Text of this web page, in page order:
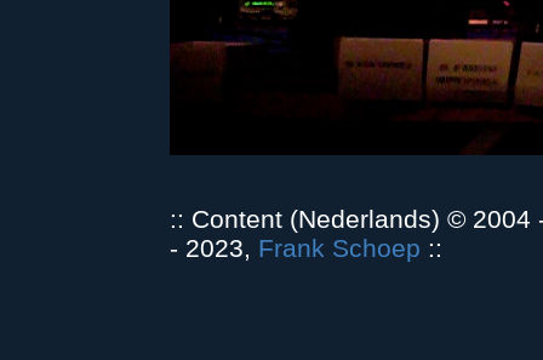
:: Content (Nederlands) ©
- 2023, Frank Schoep ::